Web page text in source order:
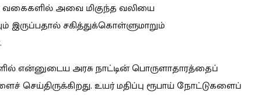
வகைகளில் அவை மிகுந்த வலியை
இருப்பதால் சகித்துக்கொள்ளுமாறும்
என்னுடைய அரசு நாட்டின் பொருளாதாரத்தைப்
செய்திருக்கிறது. உயர் மதிப்பு ரூபாய் நோட்டுகளைப்